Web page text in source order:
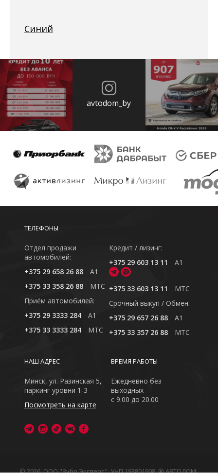
Синий
avtodom_by
ТЕЛЕФОНЫ
Отдел продажи
автомобилей:
+375 29 658 26 88
A1
+375 33 358 26 88
MTC
Приём автомобилей:
+375 29 3333 284
A1
+375 33 3333 284
MTC
Кредит / лизинг:
+375 29 603 13 11
A1
+375 33 603 13 11
MTC
Cрочный выкуп / Обмен:
+375 29 657 26 88
A1
+375 33 357 26 88
MTC
ВРЕМЯ РАБОТЫ
Ежедневно без
выходных
с 9.00 до 20.00
НАШ АДРЕС
Минск, ул. Разинская 5,
паркинг уровни 1-3
Посмотреть на карте
© 2026, ООО "Зубр Эксперт", УНП 193801908. ® АВТОДОМ